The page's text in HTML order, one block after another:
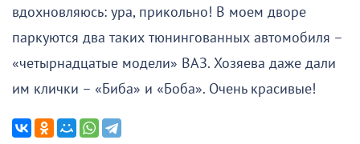
вдохновляюсь: ура, прикольно! В моем дворе
паркуются два таких тюнингованных автомобиля –
«четырнадцатые модели» ВАЗ. Хозяева даже дали
им клички – «Биба» и «Боба». Очень красивые!